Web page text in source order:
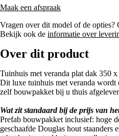
Maak een afspraak
Vragen over dit model of de opties?
Bekijk ook de informatie over
Over dit product
Tuinhuis met veranda plat dak 350
Dit luxe tuinhuis met veranda wordt
zelf bouwpakket bij u thuis
Wat zit standaard bij de prijs van
Prefab bouwpakket inclusief: hoge
geschaafde Douglas hout